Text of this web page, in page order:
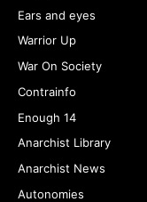
Ears and eyes
Warrior Up
War On Society
Contrainfo
Enough 14
Anarchist Library
Anarchist News
Autonomies